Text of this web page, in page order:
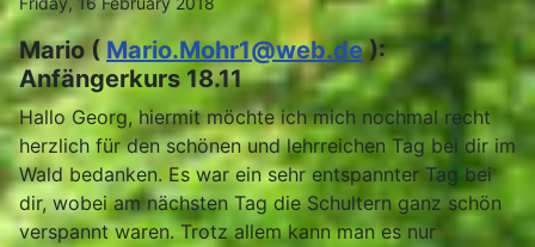
Mario ( Mario.Mohr1@web.de):
Anfängerkurs 18.11
Hallo Georg, hiermit möchte ich mich nochmal recht
herzlich für den schönen und lehrreichen Tag bei dir im
Wald bedanken. Es war ein sehr entspannter Tag bei
dir, wobei am nächsten Tag die Schultern ganz schön
verspannt waren. Trotz allem kann man es nur